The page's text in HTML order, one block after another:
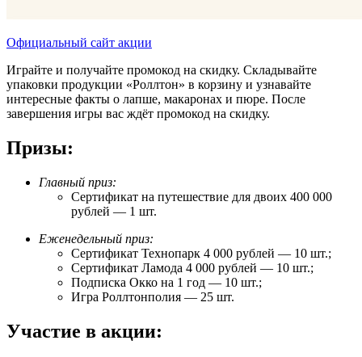
Официальный сайт акции
Играйте и получайте промокод на скидку. Складывайте
упаковки продукции «Роллтон» в корзину и узнавайте
интересные факты о лапше, макаронах и пюре. После
завершения игры вас ждёт промокод на скидку.
Призы:
Главный приз:
Сертификат на путешествие для двоих 400 000
рублей — 1 шт.
Еженедельный приз:
Сертификат Технопарк 4 000 рублей — 10 шт.;
Сертификат Ламода 4 000 рублей — 10 шт.;
Подписка Окко на 1 год — 10 шт.;
Игра Роллтонполия — 25 шт.
Участие в акции: